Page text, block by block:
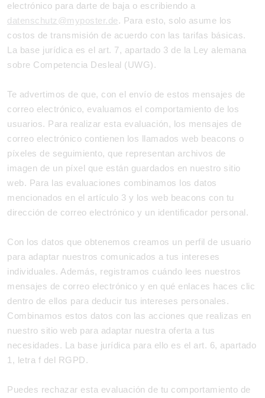
electrónico para darte de baja o escribiendo a
datenschutz@myposter.de. Para esto, solo asume los
costos de transmisión de acuerdo con las tarifas básicas.
La base jurídica es el art. 7, apartado 3 de la Ley alemana
sobre Competencia Desleal (UWG).
Te advertimos de que, con el envío de estos mensajes de
correo electrónico, evaluamos el comportamiento de los
usuarios. Para realizar esta evaluación, los mensajes de
correo electrónico contienen los llamados web beacons o
píxeles de seguimiento, que representan archivos de
imagen de un píxel que están guardados en nuestro sitio
web. Para las evaluaciones combinamos los datos
mencionados en el artículo 3 y los web beacons con tu
dirección de correo electrónico y un identificador personal.
Con los datos que obtenemos creamos un perfil de usuario
para adaptar nuestros comunicados a tus intereses
individuales. Además, registramos cuándo lees nuestros
mensajes de correo electrónico y en qué enlaces haces clic
dentro de ellos para deducir tus intereses personales.
Combinamos estos datos con las acciones que realizas en
nuestro sitio web para adaptar nuestra oferta a tus
necesidades. La base jurídica para ello es el art. 6, apartado
1, letra f del RGPD.
Puedes rechazar esta evaluación de tu comportamiento de